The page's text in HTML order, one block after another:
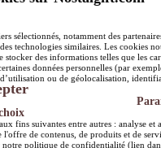
sélectionnés, notamment des
technologies similaires. Les cookies
stocker des informations telles que les
données personnelles (par
ou de géolocalisation,
fins suivantes entre autres : analyse et
l'offre de contenus, de produits et de
politique de confidentialité (lien